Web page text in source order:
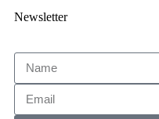
Newsletter